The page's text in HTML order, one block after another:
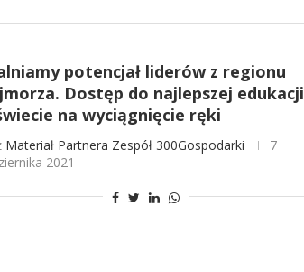
potencjał liderów z regionu
Dostęp do najlepszej edukacji
na wyciągnięcie ręki
Materiał Partnera Zespół 300Gospodarki
7
2021